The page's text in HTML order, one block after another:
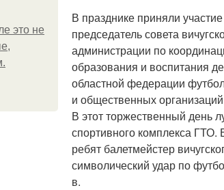
это не
В празднике приняли
председатель совета
администрации по
образования и воспитания
областной федерации
и общественных
В этот торжественный день
спортивного комплекса ГТО.
ребят балетмейстер
символический удар по
в.